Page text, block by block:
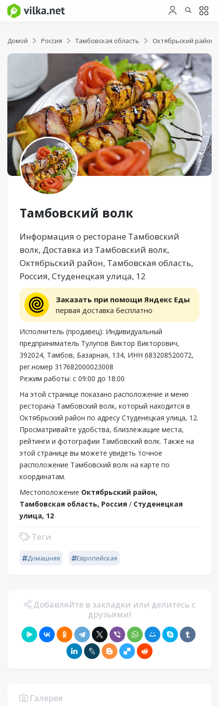
Домой Россия Тамбовская область Октябрьский район
Тамбовский волк
Информация о ресторане Тамбовский
волк, Доставка из Тамбовский волк,
Октябрьский район, Тамбовская область,
Россия, Студенецкая улица, 12
Заказать при помощи Яндекс Еды
первая доставка бесплатно
Исполнитель (продавец): Индивидуальный
предприниматель Тулупов Виктор Викторович,
392024, Тамбов, Базарная, 134, ИНН 683208520072,
рег.номер 317682000023008
Режим работы: с 09:00 до 18:00
На этой странице показано расположение и меню
ресторана Тамбовский волк, который находится в
Октябрьский район по адресу Студенецкая улица, 12.
Просматривайте удобства, близлежащие места,
рейтинги и фотографии Тамбовский волк. Также на
этой странице вы можете увидеть точное
расположение Тамбовский волк на карте по
координатам.
Местоположение Октябрьский район,
Тамбовская область, Россия / Студенецкая
улица, 12
Теги
Домашняя Европейская
Добавляйте в закладки или делитесь с
друзьями!
Галерея